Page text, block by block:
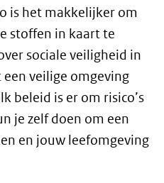
is het makkelijker om
stoffen in kaart te
sociale veiligheid in
veilige omgeving
beleid is er om risico’s
je zelf doen om een
en jouw leefomgeving